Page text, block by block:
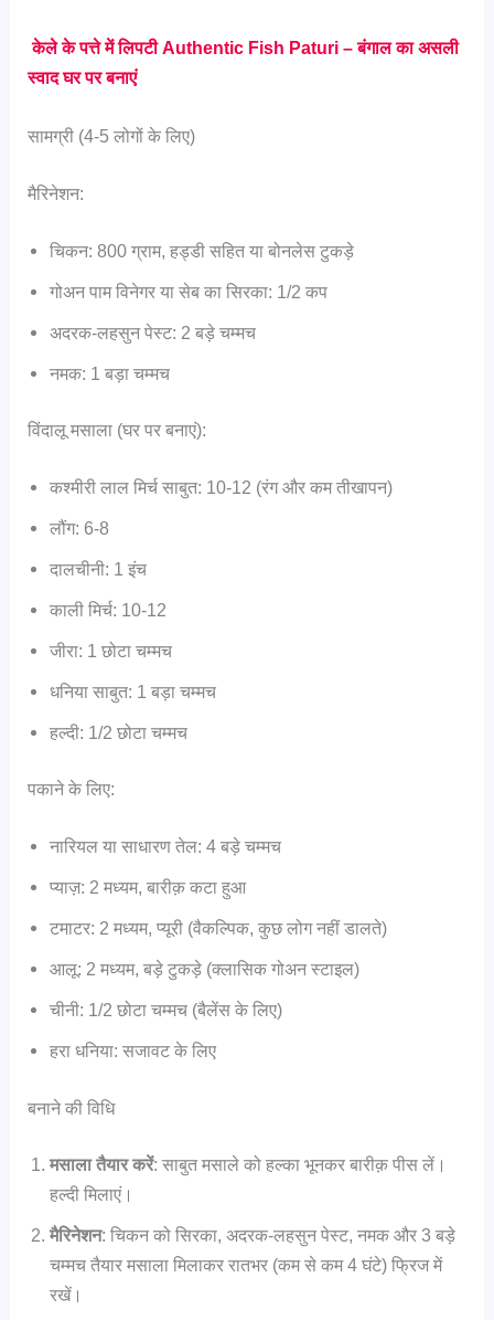
केले के पत्ते में लिपटी Authentic Fish Paturi – बंगाल का असली
स्वाद घर पर बनाएं
सामग्री (4-5 लोगों के लिए)
मैरिनेशन:
चिकन: 800 ग्राम, हड्डी सहित या बोनलेस टुकड़े
गोअन पाम विनेगर या सेब का सिरका: 1/2 कप
अदरक-लहसुन पेस्ट: 2 बड़े चम्मच
नमक: 1 बड़ा चम्मच
विंदालू मसाला (घर पर बनाएं):
कश्मीरी लाल मिर्च साबुत: 10-12 (रंग और कम तीखापन)
लौंग: 6-8
दालचीनी: 1 इंच
काली मिर्च: 10-12
जीरा: 1 छोटा चम्मच
धनिया साबुत: 1 बड़ा चम्मच
हल्दी: 1/2 छोटा चम्मच
पकाने के लिए:
नारियल या साधारण तेल: 4 बड़े चम्मच
प्याज़: 2 मध्यम, बारीक़ कटा हुआ
टमाटर: 2 मध्यम, प्यूरी (वैकल्पिक, कुछ लोग नहीं डालते)
आलू: 2 मध्यम, बड़े टुकड़े (क्लासिक गोअन स्टाइल)
चीनी: 1/2 छोटा चम्मच (बैलेंस के लिए)
हरा धनिया: सजावट के लिए
बनाने की विधि
मसाला तैयार करें: साबुत मसाले को हल्का भूनकर बारीक़ पीस लें।
हल्दी मिलाएं।
मैरिनेशन: चिकन को सिरका, अदरक-लहसुन पेस्ट, नमक और 3 बड़े
चम्मच तैयार मसाला मिलाकर रातभर (कम से कम 4 घंटे) फ्रिज में
रखें।